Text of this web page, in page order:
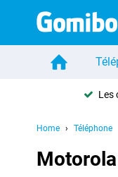
Les
Home Téléphone